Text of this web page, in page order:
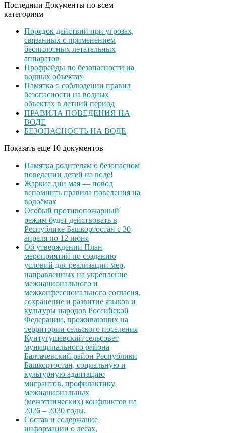
Последнии Документы по всем
категориям
Порядок действий при угрозах,
связанных с применением
беспилотных летательных
аппаратов
Профрейды по безопасности на
водных объектах
Памятка о соблюдении правил
безопасности на водных
объектах в летний период
ПРАВИЛА ПОВЕДЕНИЯ НА
ВОДЕ
БЕЗОПАСНОСТЬ НА ВОДЕ
Показать еще 10 документов
Памятка родителям о безопасном
поведении детей на воде!
Жаркие дни мая — повод
вспомнить правила поведения на
водоёмах
Особый противопожарный
режим будет действовать в
Республике Башкортостан с 30
апреля по 12 июня
Об утверждении План
мероприятий по созданию
условий для реализации мер,
направленных на укрепление
межнационального и
межконфессионального согласия,
сохранение и развитие языков и
культуры народов Российской
Федерации, проживающих на
территории сельского поселения
Кунтугушевский сельсовет
муниципального района
Балтачевский район Республики
Башкортостан, социальную и
культурную адаптацию
мигрантов, профилактику
межнациональных
(межэтнических) конфликтов на
2026 – 2030 годы.
Состав и содержание
информации о лесах,